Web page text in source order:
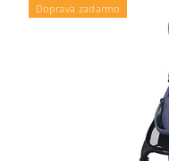
Doprava zadarmo